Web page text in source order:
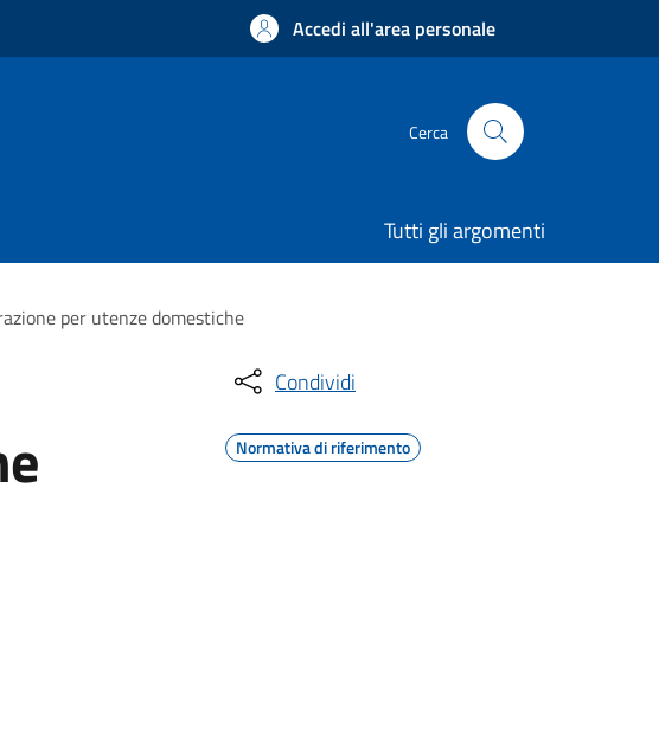
Accedi all'area personale
Cerca
Tutti gli argomenti
per utenze domestiche
Condividi
Normativa di riferimento